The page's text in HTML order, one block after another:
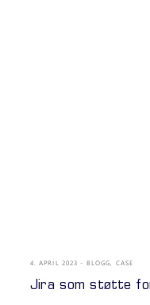
4. APRIL 2023 BLOGG CASE
Jira som støtte